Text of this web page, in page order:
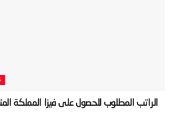
‫الراتب المطلوب للحصول على فيزا المملكة